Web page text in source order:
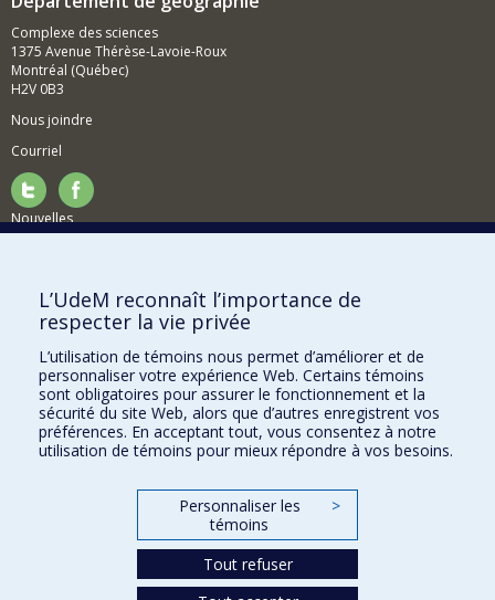
Complexe des sciences
1375 Avenue Thérèse-Lavoie-Roux
Montréal (Québec)
H2V 0B3
Nous joindre
Courriel
Nouvelles
Comment soutenir le Département?
BESOIN D'AIDE?
Plan du site
Signaler une erreur
Accessibilité
FACULTÉ DES ARTS ET DES SCIENCES
Nos départements et écoles
L’UdeM reconnaît l’importance de
respecter la vie privée
L’utilisation de témoins nous permet d’améliorer et de
personnaliser votre expérience Web. Certains témoins
sont obligatoires pour assurer le fonctionnement et la
sécurité du site Web, alors que d’autres enregistrent vos
préférences. En acceptant tout, vous consentez à notre
utilisation de témoins pour mieux répondre à vos besoins.
Personnaliser les
témoins
>
Tout refuser